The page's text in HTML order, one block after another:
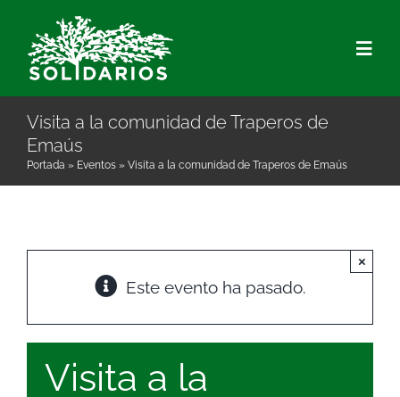
contenido
Quiénes
Visita a la comunidad de Traperos de
Emaús
Portada » Eventos » Visita a la comunidad de Traperos de Emaús
Este evento ha pasado.
×
Visita a la